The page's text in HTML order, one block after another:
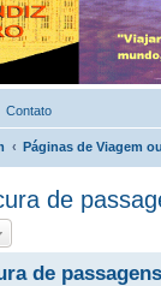
Contato
Páginas de Viagem
de
de